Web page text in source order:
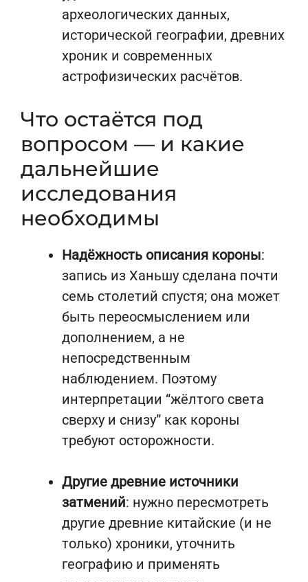
археологических данных,
исторической географии, древних
хроник и современных
астрофизических расчётов.
Что остаётся под
вопросом — и какие
дальнейшие
исследования
необходимы
Надёжность описания короны:
запись из Ханьшу сделана почти
семь столетий спустя; она может
быть переосмыслением или
дополнением, а не
непосредственным
наблюдением. Поэтому
интерпретации “жёлтого света
сверху и снизу” как короны
требуют осторожности.
Другие древние источники
затмений: нужно пересмотреть
другие древние китайские (и не
только) хроники, уточнить
географию и применять